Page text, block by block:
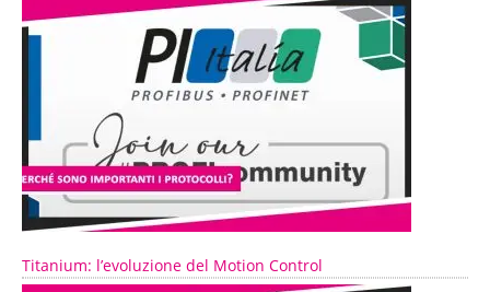
Titanium: l’evoluzione del Motion Control